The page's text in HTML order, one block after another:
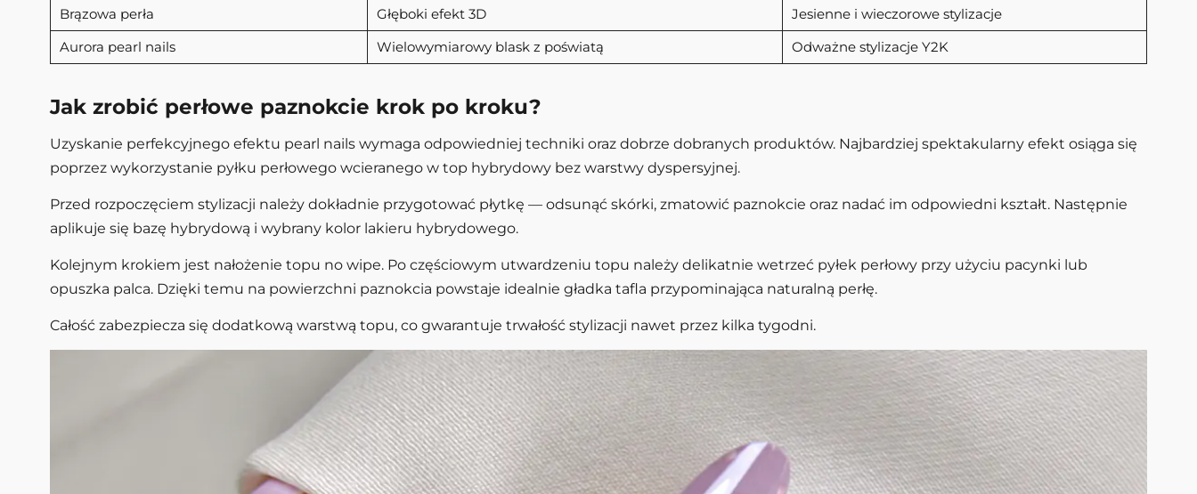
Brązowa perła
Głęboki efekt 3D
Jesienne i wieczorowe stylizacje
Aurora pearl nails
Wielowymiarowy blask z poświatą Odważne stylizacje Y2K
Jak zrobić perłowe paznokcie krok po kroku?
Uzyskanie perfekcyjnego efektu pearl nails wymaga odpowiedniej techniki oraz dobrze dobranych produktów. Najbardziej spektakularny efekt osiąga się
poprzez wykorzystanie pyłku perłowego wcieranego w top hybrydowy bez warstwy dyspersyjnej.
Przed rozpoczęciem stylizacji należy dokładnie przygotować płytkę — odsunąć skórki, zmatowić paznokcie oraz nadać im odpowiedni kształt. Następnie
aplikuje się bazę hybrydową i wybrany kolor lakieru hybrydowego.
Kolejnym krokiem jest nałożenie topu no wipe. Po częściowym utwardzeniu topu należy delikatnie wetrzeć pyłek perłowy przy użyciu pacynki lub
opuszka palca. Dzięki temu na powierzchni paznokcia powstaje idealnie gładka tafla przypominająca naturalną perłę.
Całość zabezpiecza się dodatkową warstwą topu, co gwarantuje trwałość stylizacji nawet przez kilka tygodni.